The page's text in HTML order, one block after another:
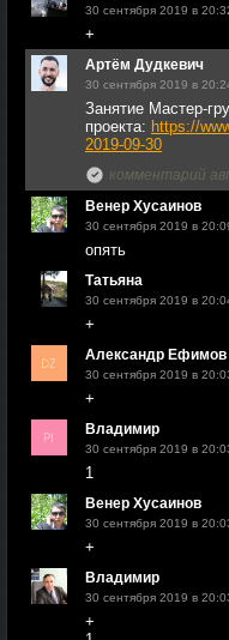
30 сентября 2019 в
+
Артём Дудкевич
30 сентября 2019 в
Занятие Мастер-
проекта: https://
2019-09-30
комментарий
Венер Хусаинов
30 сентября 2019 в
опять
Татьяна
30 сентября 2019 в
+
Александр Ефимов
30 сентября 2019 в
+
Владимир
30 сентября 2019 в
1
Венер Хусаинов
30 сентября 2019 в
+
Владимир
30 сентября 2019 в
+